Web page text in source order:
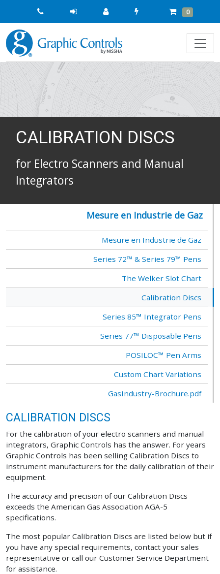
Quick
Order
Cart
0 Items
CALIBRATION DISCS
for Electro Scanners and Manual
Integrators
Mesure en Industrie de Gaz
Mesure en Industrie de Gaz
Series 72™ & Series 79™ Pens
The Welker Slot Chart
Calibration Discs
Series 85™ Integrator Pens
Series 77™ Disposable Pens
POSILOC™ Pen Arms
Custom Chart Variations
GasIndustry-Brochure.pdf
CALIBRATION DISCS
For the calibration of your electro scanners and manual
integrators, Graphic Controls has the answer. For years
Graphic Controls has been selling Calibration Discs to
instrument manufacturers for the daily calibration of their
equipment.
The accuracy and precision of our Calibration Discs
exceeds the American Gas Association AGA-5
specifications.
The most popular Calibration Discs are listed below but if
you have any special requirements, contact your sales
representative or call our Customer Service Department
for assistance.